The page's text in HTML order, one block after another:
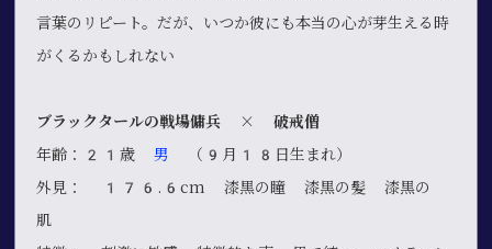
言葉のリピート。だが、いつか彼にも本当の心が芽生える時
がくるかもしれない
ブラックタールの戦場傭兵 × 破戒僧
年齢：21歳男
（9月18日生まれ）
外見： 176.6cm 漆黒の瞳 漆黒の髪 漆黒の
肌